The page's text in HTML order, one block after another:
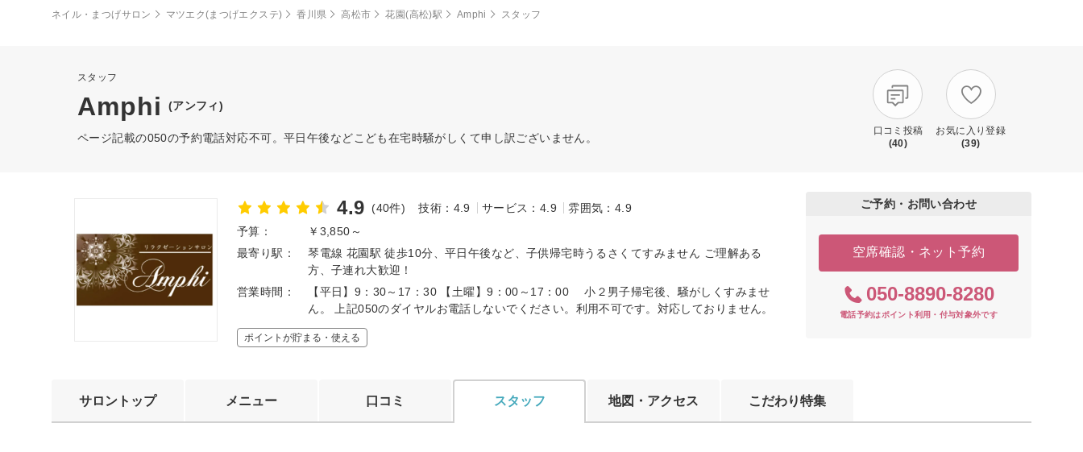
ネイル・まつげサロン マツエク(まつげエクステ) 香川県 高松市 花園(高松)駅 Amphi スタッフ
スタッフ
Amphi (アンフィ)
ページ記載の050の予約電話対応不可。平日午後などこども在宅時騒がしくて申し訳ございません。
口コミ投稿
(40)
お気に入り登録
(39)
4.9 (40件) 技術：4.9 サービス：4.9
雰囲気：4.9
予算：
￥3,850～
最寄り駅：
琴電線 花園駅 徒歩10分、平日午後など、子供帰宅時うるさくてすみません ご理解ある
方、子連れ大歓迎！
営業時間：
【平日】9：30～17：30 【土曜】9：00～17：00 小２男子帰宅後、騒がしくすみませ
ん。 上記050のダイヤルお電話しないでください。利用不可です。対応しておりません。
ポイントが貯まる・使える
ご予約・お問い合わせ
空席確認・ネット予約
050-8890-8280
電話予約はポイント利用・付与対象外です
サロントップ メニュー 口コミ スタッフ 地図・アクセス こだわり特集